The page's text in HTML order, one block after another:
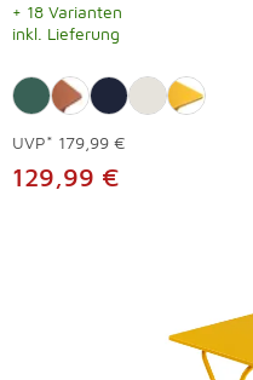
+ 18 Varianten
inkl. Lieferung
UVP* 179,99 €
129,99 €